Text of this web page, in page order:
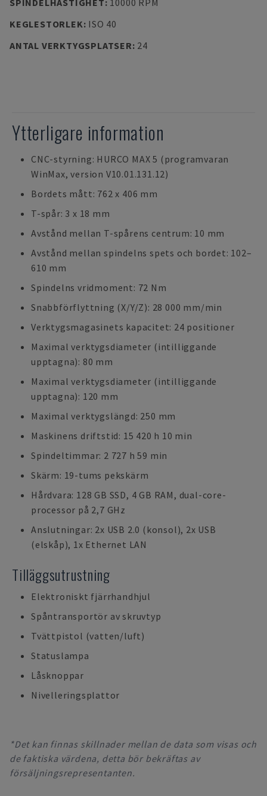
SPINDELHASTIGHET: 10000 RPM
KEGLESTORLEK: ISO 40
ANTAL VERKTYGSPLATSER: 24
Ytterligare information
CNC-styrning: HURCO MAX 5 (programvaran
WinMax, version V10.01.131.12)
Bordets mått: 762 x 406 mm
T-spår: 3 x 18 mm
Avstånd mellan T-spårens centrum: 10 mm
Avstånd mellan spindelns spets och bordet: 102–
610 mm
Spindelns vridmoment: 72 Nm
Snabbförflyttning (X/Y/Z): 28 000 mm/min
Verktygsmagasinets kapacitet: 24 positioner
Maximal verktygsdiameter (intilliggande
upptagna): 80 mm
Maximal verktygsdiameter (intilliggande
upptagna): 120 mm
Maximal verktygslängd: 250 mm
Maskinens driftstid: 15 420 h 10 min
Spindeltimmar: 2 727 h 59 min
Skärm: 19-tums pekskärm
Hårdvara: 128 GB SSD, 4 GB RAM, dual-core-
processor på 2,7 GHz
Anslutningar: 2x USB 2.0 (konsol), 2x USB
(elskåp), 1x Ethernet LAN
Tilläggsutrustning
Elektroniskt fjärrhandhjul
Spåntransportör av skruvtyp
Tvättpistol (vatten/luft)
Statuslampa
Låsknoppar
Nivelleringsplattor
*Det kan finnas skillnader mellan de data som visas och
de faktiska värdena, detta bör bekräftas av
försäljningsrepresentanten.